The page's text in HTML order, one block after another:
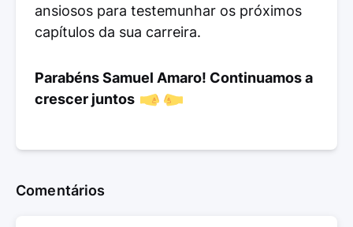
ansiosos para testemunhar os próximos
capítulos da sua carreira.
Parabéns Samuel Amaro! Continuamos a
crescer juntos
Comentários